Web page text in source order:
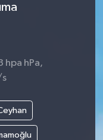
hpa hPa,
s